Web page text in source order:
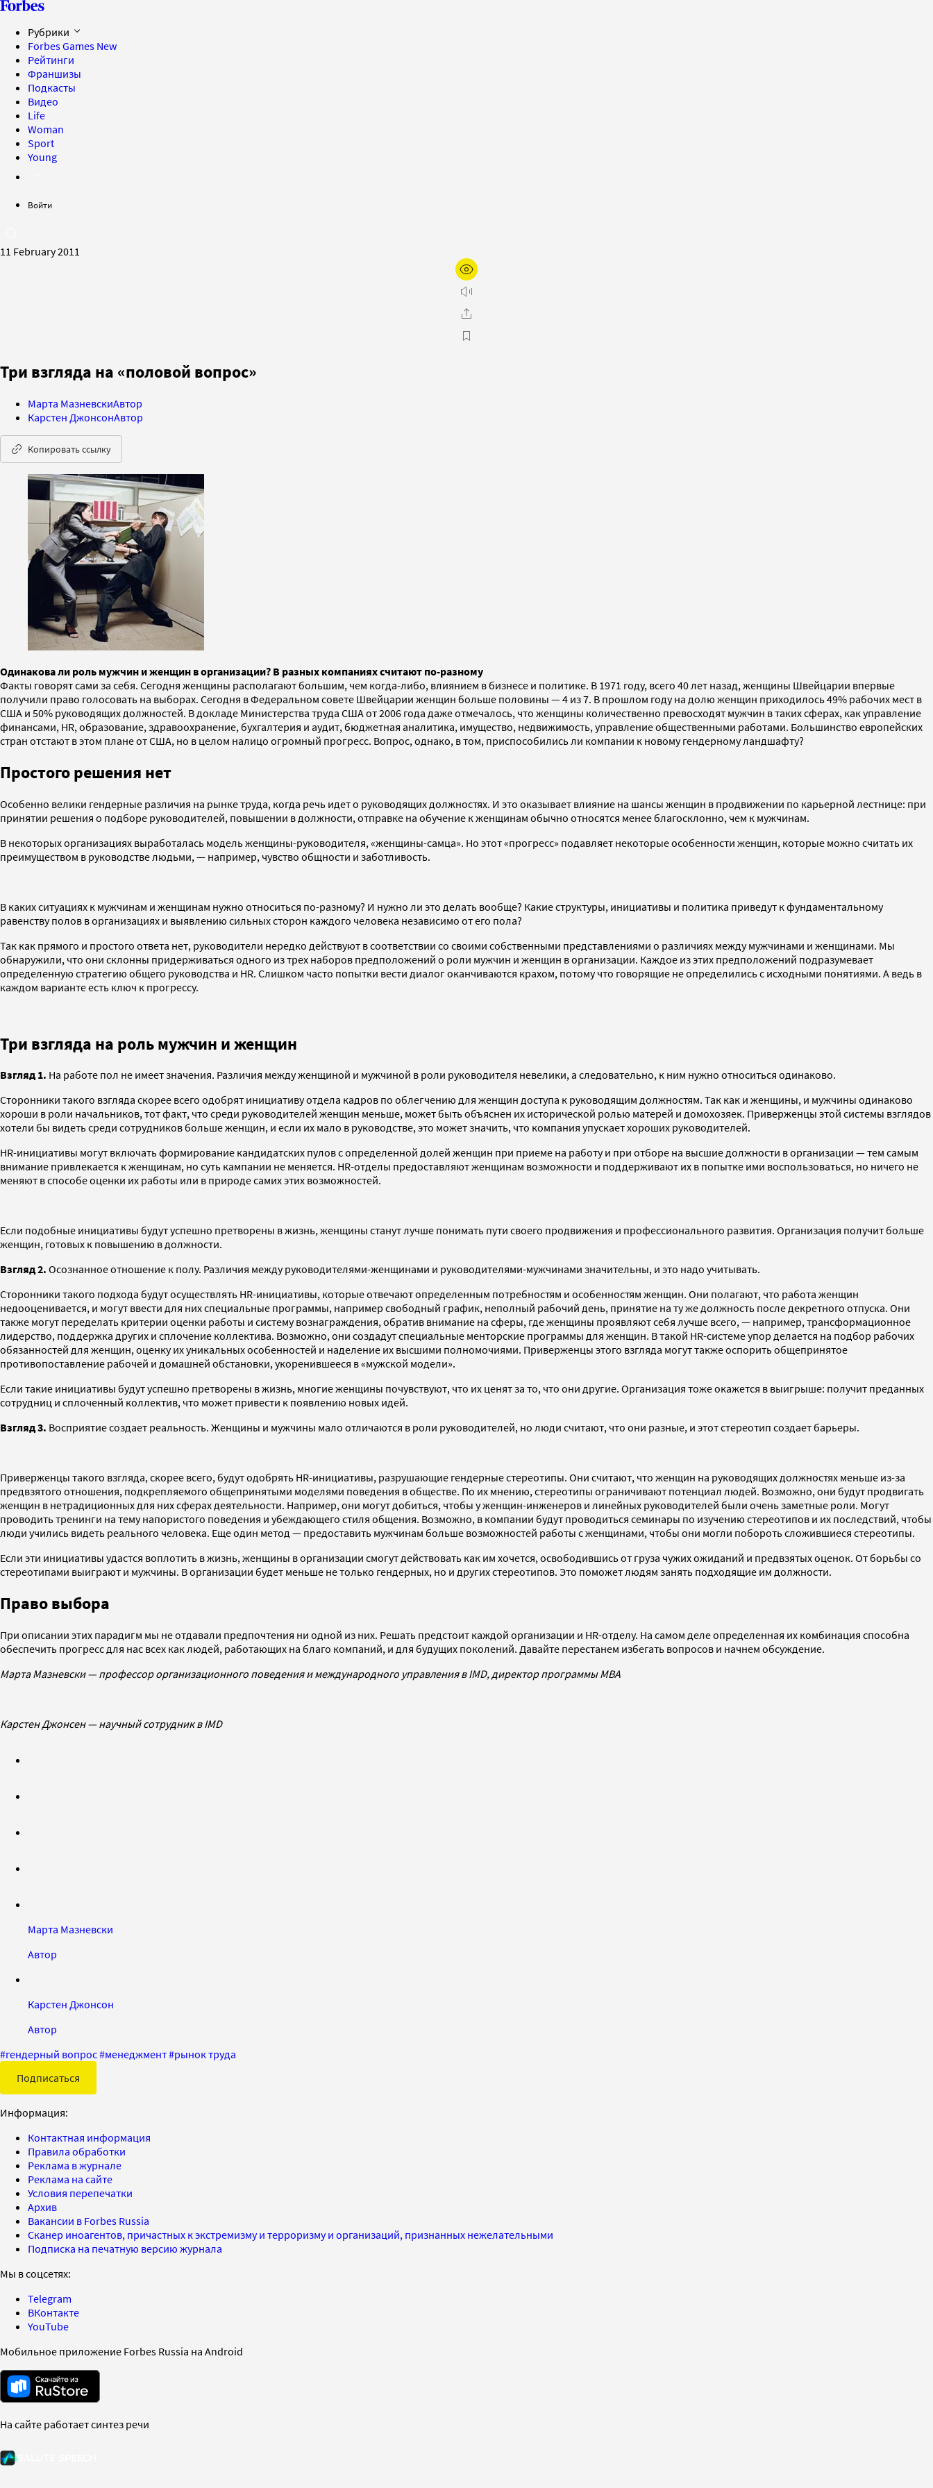
Рубрики
Forbes Games New
Рейтинги
Франшизы
Подкасты
Видео
Life
Woman
Sport
Young
Войти
11 February 2011
Три взгляда на «половой вопрос»
Марта МазневскиАвтор
Карстен ДжонсонАвтор
Копировать ссылку
Одинакова ли роль мужчин и женщин в организации? В разных компаниях считают по-разному
Факты говорят сами за себя. Сегодня женщины располагают большим, чем когда-либо, влиянием в бизнесе и политике. В 1971 году, всего 40 лет назад, женщины Швейцарии впервые
получили право голосовать на выборах. Сегодня в Федеральном совете Швейцарии женщин больше половины — 4 из 7. В прошлом году на долю женщин приходилось 49% рабочих мест в
США и 50% руководящих должностей. В докладе Министерства труда США от 2006 года даже отмечалось, что женщины количественно превосходят мужчин в таких сферах, как управление
финансами, HR, образование, здравоохранение, бухгалтерия и аудит, бюджетная аналитика, имущество, недвижимость, управление общественными работами. Большинство европейских
стран отстают в этом плане от США, но в целом налицо огромный прогресс. Вопрос, однако, в том, приспособились ли компании к новому гендерному ландшафту?
Простого решения нет
Особенно велики гендерные различия на рынке труда, когда речь идет о руководящих должностях. И это оказывает влияние на шансы женщин в продвижении по карьерной лестнице: при
принятии решения о подборе руководителей, повышении в должности, отправке на обучение к женщинам обычно относятся менее благосклонно, чем к мужчинам.
В некоторых организациях выработалась модель женщины-руководителя, «женщины-самца». Но этот «прогресс» подавляет некоторые особенности женщин, которые можно считать их
преимуществом в руководстве людьми, — например, чувство общности и заботливость.
В каких ситуациях к мужчинам и женщинам нужно относиться по-разному? И нужно ли это делать вообще? Какие структуры, инициативы и политика приведут к фундаментальному
равенству полов в организациях и выявлению сильных сторон каждого человека независимо от его пола?
Так как прямого и простого ответа нет, руководители нередко действуют в соответствии со своими собственными представлениями о различиях между мужчинами и женщинами. Мы
обнаружили, что они склонны придерживаться одного из трех наборов предположений о роли мужчин и женщин в организации. Каждое из этих предположений подразумевает
определенную стратегию общего руководства и HR. Слишком часто попытки вести диалог оканчиваются крахом, потому что говорящие не определились с исходными понятиями. А ведь в
каждом варианте есть ключ к прогрессу.
Три взгляда на роль мужчин и женщин
Взгляд 1. На работе пол не имеет значения. Различия между женщиной и мужчиной в роли руководителя невелики, а следовательно, к ним нужно относиться одинаково.
Сторонники такого взгляда скорее всего одобрят инициативу отдела кадров по облегчению для женщин доступа к руководящим должностям. Так как и женщины, и мужчины одинаково
хороши в роли начальников, тот факт, что среди руководителей женщин меньше, может быть объяснен их исторической ролью матерей и домохозяек. Приверженцы этой системы взглядов
хотели бы видеть среди сотрудников больше женщин, и если их мало в руководстве, это может значить, что компания упускает хороших руководителей.
HR-инициативы могут включать формирование кандидатских пулов с определенной долей женщин при приеме на работу и при отборе на высшие должности в организации — тем самым
внимание привлекается к женщинам, но суть кампании не меняется. HR-отделы предоставляют женщинам возможности и поддерживают их в попытке ими воспользоваться, но ничего не
меняют в способе оценки их работы или в природе самих этих возможностей.
Если подобные инициативы будут успешно претворены в жизнь, женщины станут лучше понимать пути своего продвижения и профессионального развития. Организация получит больше
женщин, готовых к повышению в должности.
Взгляд 2. Осознанное отношение к полу. Различия между руководителями-женщинами и руководителями-мужчинами значительны, и это надо учитывать.
Сторонники такого подхода будут осуществлять HR-инициативы, которые отвечают определенным потребностям и особенностям женщин. Они полагают, что работа женщин
недооценивается, и могут ввести для них специальные программы, например свободный график, неполный рабочий день, принятие на ту же должность после декретного отпуска. Они
также могут переделать критерии оценки работы и систему вознаграждения, обратив внимание на сферы, где женщины проявляют себя лучше всего, — например, трансформационное
лидерство, поддержка других и сплочение коллектива. Возможно, они создадут специальные менторские программы для женщин. В такой HR-системе упор делается на подбор рабочих
обязанностей для женщин, оценку их уникальных особенностей и наделение их высшими полномочиями. Приверженцы этого взгляда могут также оспорить общепринятое
противопоставление рабочей и домашней обстановки, укоренившееся в «мужской модели».
Если такие инициативы будут успешно претворены в жизнь, многие женщины почувствуют, что их ценят за то, что они другие. Организация тоже окажется в выигрыше: получит преданных
сотрудниц и сплоченный коллектив, что может привести к появлению новых идей.
Взгляд 3. Восприятие создает реальность. Женщины и мужчины мало отличаются в роли руководителей, но люди считают, что они разные, и этот стереотип создает барьеры.
Приверженцы такого взгляда, скорее всего, будут одобрять HR-инициативы, разрушающие гендерные стереотипы. Они считают, что женщин на руководящих должностях меньше из-за
предвзятого отношения, подкрепляемого общепринятыми моделями поведения в обществе. По их мнению, стереотипы ограничивают потенциал людей. Возможно, они будут продвигать
женщин в нетрадиционных для них сферах деятельности. Например, они могут добиться, чтобы у женщин-инженеров и линейных руководителей были очень заметные роли. Могут
проводить тренинги на тему напористого поведения и убеждающего стиля общения. Возможно, в компании будут проводиться семинары по изучению стереотипов и их последствий, чтобы
люди учились видеть реального человека. Еще один метод — предоставить мужчинам больше возможностей работы с женщинами, чтобы они могли побороть сложившиеся стереотипы.
Если эти инициативы удастся воплотить в жизнь, женщины в организации смогут действовать как им хочется, освободившись от груза чужих ожиданий и предвзятых оценок. От борьбы со
стереотипами выиграют и мужчины. В организации будет меньше не только гендерных, но и других стереотипов. Это поможет людям занять подходящие им должности.
Право выбора
При описании этих парадигм мы не отдавали предпочтения ни одной из них. Решать предстоит каждой организации и HR-отделу. На самом деле определенная их комбинация способна
обеспечить прогресс для нас всех как людей, работающих на благо компаний, и для будущих поколений. Давайте перестанем избегать вопросов и начнем обсуждение.
Марта Мазневски — профессор организационного поведения и международного управления в IMD, директор программы MBA
Карстен Джонсен — научный сотрудник в IMD
Марта Мазневски
Автор
Карстен Джонсон
Автор
#гендерный вопрос#менеджмент#рынок труда
Подписаться
Информация:
Контактная информация
Правила обработки
Реклама в журнале
Реклама на сайте
Условия перепечатки
Архив
Вакансии в Forbes Russia
Сканер иноагентов, причастных к экстремизму и терроризму и организаций, признанных нежелательными
Подписка на печатную версию журнала
Мы в соцсетях:
Telegram
ВКонтакте
YouTube
Мобильное приложение Forbes Russia на Android
На сайте работает синтез речи